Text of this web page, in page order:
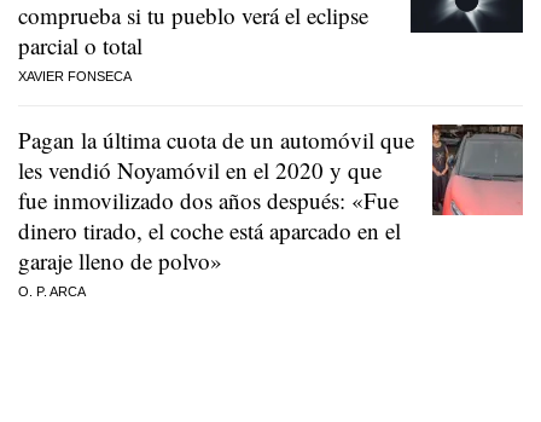
comprueba si tu pueblo verá el eclipse
parcial o total
XAVIER FONSECA
Pagan la última cuota de un automóvil que
les vendió Noyamóvil en el 2020 y que
fue inmovilizado dos años después: «Fue
dinero tirado, el coche está aparcado en el
garaje lleno de polvo»
O. P. ARCA